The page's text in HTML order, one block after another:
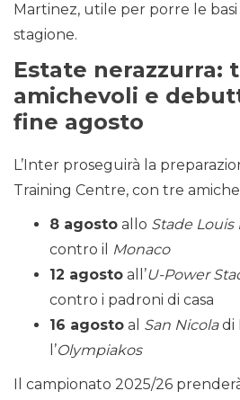
Martinez, utile per porre le
stagione.
Estate nerazzurra:
amichevoli e
fine agosto
L’Inter proseguirà la
Training Centre, con tre
8 agosto allo Stade Louis
contro il
Monaco
12 agosto all’U-Power
contro i padroni di casa
16 agosto al San Nicoladi
l’Olympiakos
Il campionato 2025/26